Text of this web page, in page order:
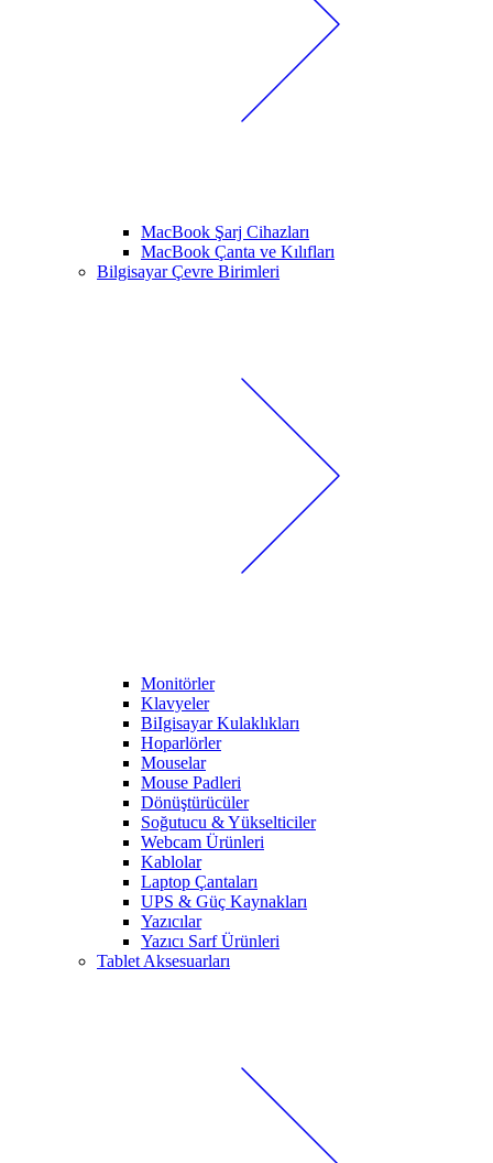
MacBook Şarj Cihazları
MacBook Çanta ve Kılıfları
Bilgisayar Çevre Birimleri
Monitörler
Klavyeler
BiIgisayar Kulaklıkları
Hoparlörler
Mouselar
Mouse Padleri
Dönüştürücüler
Soğutucu & Yükselticiler
Webcam Ürünleri
Kablolar
Laptop Çantaları
UPS & Güç Kaynakları
Yazıcılar
Yazıcı Sarf Ürünleri
Tablet Aksesuarları